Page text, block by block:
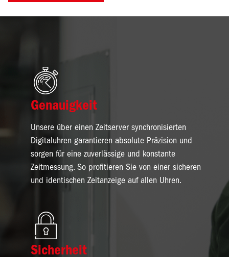
Bild
Genauigkeit
Unsere über einen Zeitserver synchronisierten
Digitaluhren garantieren absolute Präzision und
sorgen für eine zuverlässige und konstante
Zeitmessung. So profitieren Sie von einer sicheren
und identischen Zeitanzeige auf allen Uhren.
Bild
Sicherheit